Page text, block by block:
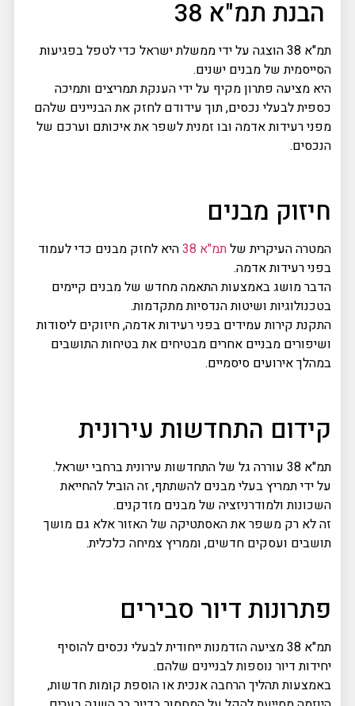
הבנת תמ"א 38
תמ"א 38 הוצגה על ידי ממשלת ישראל כדי לטפל בפגיעות
הסייסמית של מבנים ישנים.
היא מציעה פתרון מקיף על ידי הענקת תמריצים ותמיכה
כספית לבעלי נכסים, תוך עידודם לחזק את הבניינים שלהם
מפני רעידות אדמה ובו זמנית לשפר את איכותם וערכם של
הנכסים.
חיזוק מבנים
המטרה העיקרית שלתמ"א 38
היא לחזק מבנים כדי לעמוד
בפני רעידות אדמה.
הדבר מושג באמצעות התאמה מחדש של מבנים קיימים
בטכנולוגיות ושיטות הנדסיות מתקדמות.
התקנת קירות עמידים בפני רעידות אדמה, חיזוקים ליסודות
ושיפורים מבניים אחרים מבטיחים את בטיחות התושבים
במהלך אירועים סיסמיים.
קידום התחדשות עירונית
תמ"א 38 עוררה גל של התחדשות עירונית ברחבי ישראל.
על ידי תמריץ בעלי מבנים להשתתף, זה הוביל להחייאת
השכונות ולמודרניזציה של מבנים מזדקנים.
זה לא רק משפר את האסתטיקה של האזור אלא גם מושך
תושבים ועסקים חדשים, וממריץ צמיחה כלכלית.
פתרונות דיור סבירים
תמ"א 38 מציעה הזדמנות ייחודית לבעלי נכסים להוסיף
יחידות דיור נוספות לבניינים שלהם.
באמצעות תהליך הרחבה אנכית או הוספת קומות חדשות,